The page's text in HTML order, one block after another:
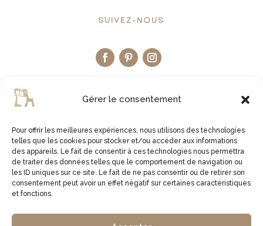
Gérer le consentement
Pour offrir les meilleures expériences, nous utilisons des technologies
telles que les cookies pour stocker et/ou accéder aux informations
des appareils. Le fait de consentir à ces technologies nous permettra
de traiter des données telles que le comportement de navigation ou
les ID uniques sur ce site. Le fait de ne pas consentir ou de retirer son
consentement peut avoir un effet négatif sur certaines caractéristiques
et fonctions.
SUIVEZ-NOUS
LA BOUTIQUE ETSY
JE VISITE LA BOUTIQUE